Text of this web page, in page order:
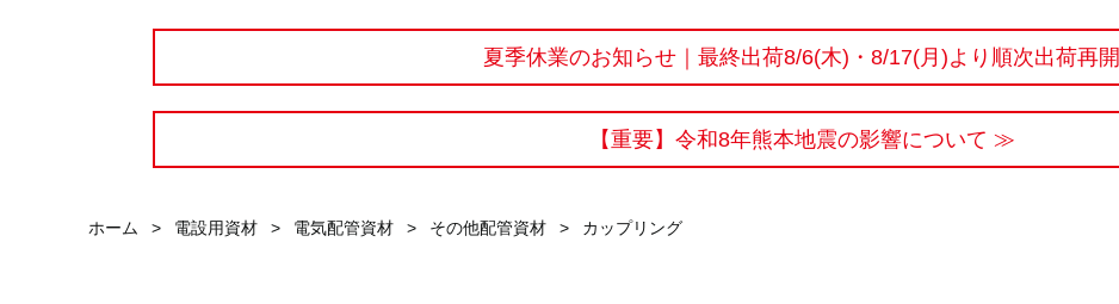
夏季休業のお知らせ｜最終出荷8/6(木)・8/17(月)より順次出荷再開
【重要】令和8年熊本地震の影響について ≫
ホーム > 電設用資材 > 電気配管資材 > その他配管資材 > カップリング